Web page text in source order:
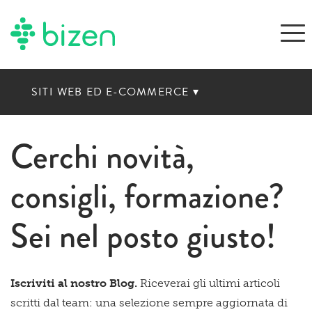
SITI WEB ED E-COMMERCE ▾
Cerchi novità,
consigli, formazione?
Sei nel posto giusto!
Iscriviti al nostro Blog. Riceverai gli ultimi articoli
scritti dal team: una selezione sempre aggiornata di